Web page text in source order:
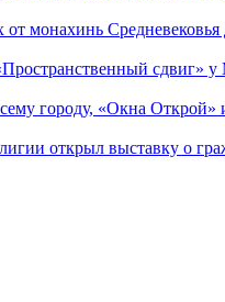
монахинь
сдвиг»
городу, «Окна
открыл выставку о